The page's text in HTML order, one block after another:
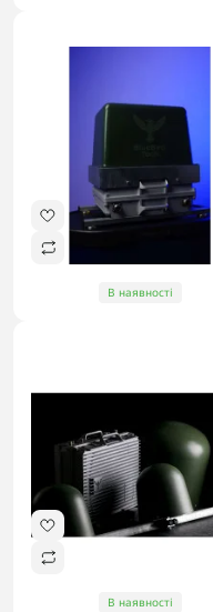
В наявності
В наявності